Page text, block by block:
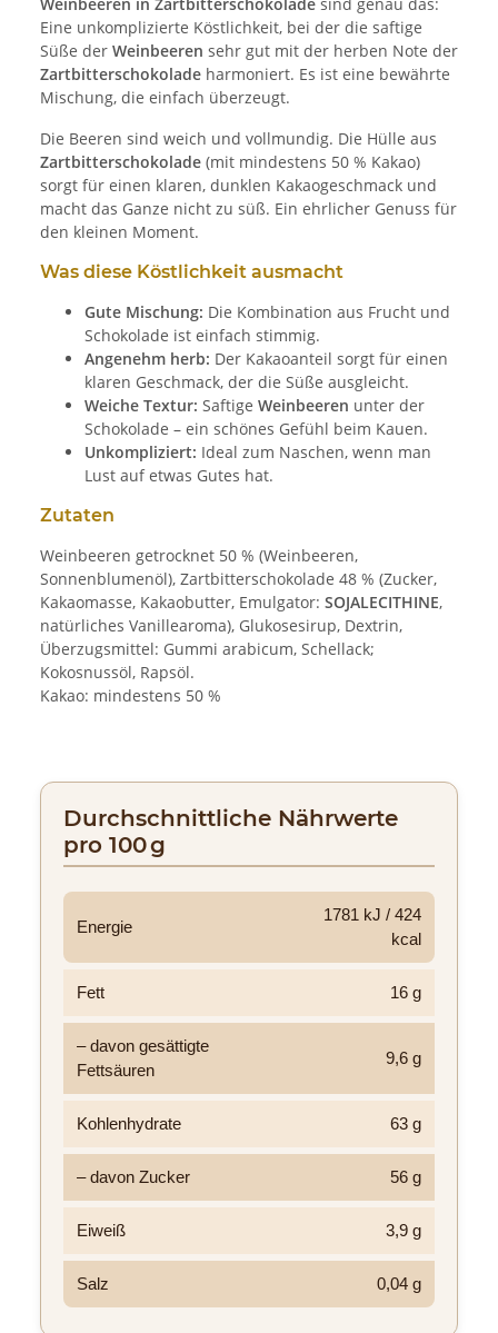
Eine unkomplizierte Köstlichkeit, bei der die saftige
Süße der Weinbeeren sehr gut mit der herben Note der
Zartbitterschokolade harmoniert. Es ist eine bewährte
Mischung, die einfach überzeugt.
Die Beeren sind weich und vollmundig. Die Hülle aus
Zartbitterschokolade (mit mindestens 50 % Kakao)
sorgt für einen klaren, dunklen Kakaogeschmack und
macht das Ganze nicht zu süß. Ein ehrlicher Genuss für
den kleinen Moment.
Was diese Köstlichkeit ausmacht
Gute Mischung: Die Kombination aus Frucht und
Schokolade ist einfach stimmig.
Angenehm herb: Der Kakaoanteil sorgt für einen
klaren Geschmack, der die Süße ausgleicht.
Weiche Textur: Saftige Weinbeeren unter der
Schokolade – ein schönes Gefühl beim Kauen.
Unkompliziert: Ideal zum Naschen, wenn man
Lust auf etwas Gutes hat.
Zutaten
Weinbeeren getrocknet 50 % (Weinbeeren,
Sonnenblumenöl), Zartbitterschokolade 48 % (Zucker,
Kakaomasse, Kakaobutter, Emulgator: SOJALECITHINE,
natürliches Vanillearoma), Glukosesirup, Dextrin,
Überzugsmittel: Gummi arabicum, Schellack;
Kokosnussöl, Rapsöl.
Kakao: mindestens 50 %
Durchschnittliche Nährwerte
pro 100 g
Energie
1781 kJ / 424
kcal
Fett 16 g
– davon gesättigte
Fettsäuren
9,6 g
Kohlenhydrate 63 g
– davon Zucker 56 g
Eiweiß 3,9 g
Salz 0,04 g